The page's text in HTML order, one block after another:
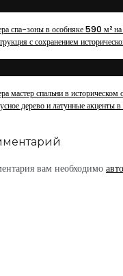
спа-зоны в особняке 590 м²
с сохранением
мастер спальни в
дерево и латунные акценты
вам необходимо